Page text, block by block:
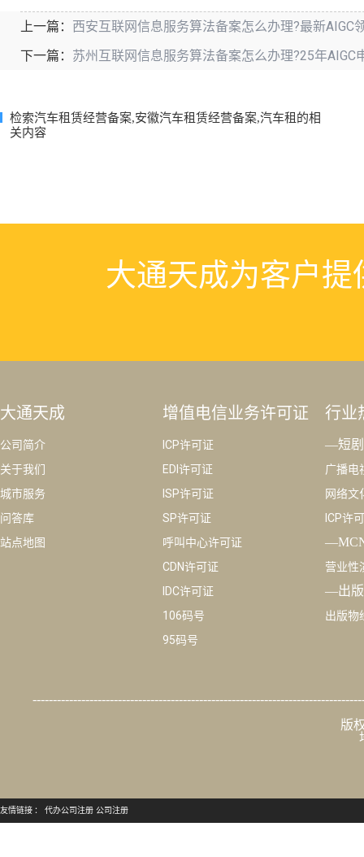
上一篇： 西安互联网信息服务算法备案怎么办理?最新AIGC
下一篇： 苏州互联网信息服务算法备案怎么办理?25年AIGC
检索汽车租赁经营备案,安徽汽车租赁经营备案,汽车租的相
关内容
大通天成为客户
大通天成
公司简介
关于我们
城市服务
问答库
站点地图
增值电信业务许可证
ICP许可证
EDI许可证
ISP许可证
SP许可证
呼叫中心许可证
CDN许可证
IDC许可证
106码号
95码号
行业
—短
广播电
网络文
ICP许
营业性
—出版
出版物
版
友情链接 ： 代办公司注册 公司注册